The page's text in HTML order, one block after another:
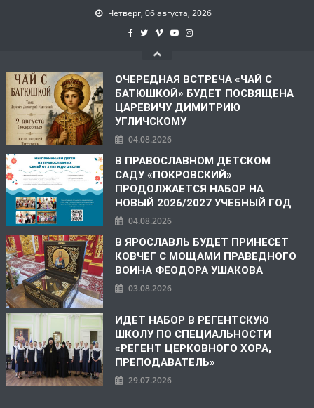
Четверг, 06 августа, 2026
ОЧЕРЕДНАЯ ВСТРЕЧА «ЧАЙ С
БАТЮШКОЙ» БУДЕТ ПОСВЯЩЕНА
ЦАРЕВИЧУ ДИМИТРИЮ
УГЛИЧСКОМУ
04.08.2026
В ПРАВОСЛАВНОМ ДЕТСКОМ
САДУ «ПОКРОВСКИЙ»
ПРОДОЛЖАЕТСЯ НАБОР НА
НОВЫЙ 2026/2027 УЧЕБНЫЙ ГОД
04.08.2026
В ЯРОСЛАВЛЬ БУДЕТ ПРИНЕСЕТ
КОВЧЕГ С МОЩАМИ ПРАВЕДНОГО
ВОИНА ФЕОДОРА УШАКОВА
03.08.2026
ИДЕТ НАБОР В РЕГЕНТСКУЮ
ШКОЛУ ПО СПЕЦИАЛЬНОСТИ
«РЕГЕНТ ЦЕРКОВНОГО ХОРА,
ПРЕПОДАВАТЕЛЬ»
29.07.2026